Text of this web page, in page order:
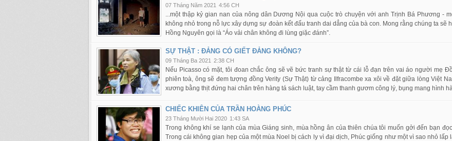
07 Tháng Năm 2021 4:56 CH
...một thập kỷ gian nan của nông dân Dương Nội qua cuộc trò chuyện với anh Trịnh Bá Phương -
không nhỏ trong nỗ lực xây dựng sự đoàn kết đấu tranh dai dẳng của bà con. Mong rằng chúng ta
Hồng Nguyên gọi là “Áo vải chân không đi lùng giặc đánh”.
SỰ THẬT : ĐẢNG CÓ GIẾT ĐẢNG KHÔNG?
09 Tháng Ba 2021 2:38 CH
Nếu Picasso có mặt, tôi đoan chắc ông sẽ vẽ bức tranh sự thật từ cái lỗ đạn trên vai áo người mẹ
phiên toà, ông sẽ đem tượng đồng Verity (Sự Thật) từ cảng Ilfracombe xa xôi về đặt giữa lòng Việt
xương bằng thịt đứng hai chân trên hàng tá sách luật, tay cầm thanh gươm công lý, bụng mang hình
CHIẾC KHIÊN CỦA TRẦN HOÀNG PHÚC
23 Tháng Mười Hai 2020 1:43 SA
Trong không khí se lạnh của mùa Giáng sinh, mùa hồng ân của thiên chúa tôi muốn gởi đến bạn
Trong cái không gian hẹp của một mùa Noel bị cách ly vì đại dịch, Phúc giống như một vì sao nhỏ